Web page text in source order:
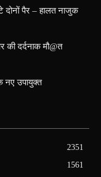
दोनों पैर – हालत नाजुक
की दर्दनाक मौ@त
नए उपायुक्त
2351
1561